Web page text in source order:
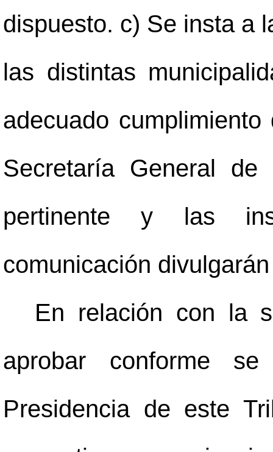
dispuesto. c) Se insta a
las distintas
adecuado
Secretaría General
pertinente y las
comunicación
En relación con la
aprobar conforme
Presidencia de este